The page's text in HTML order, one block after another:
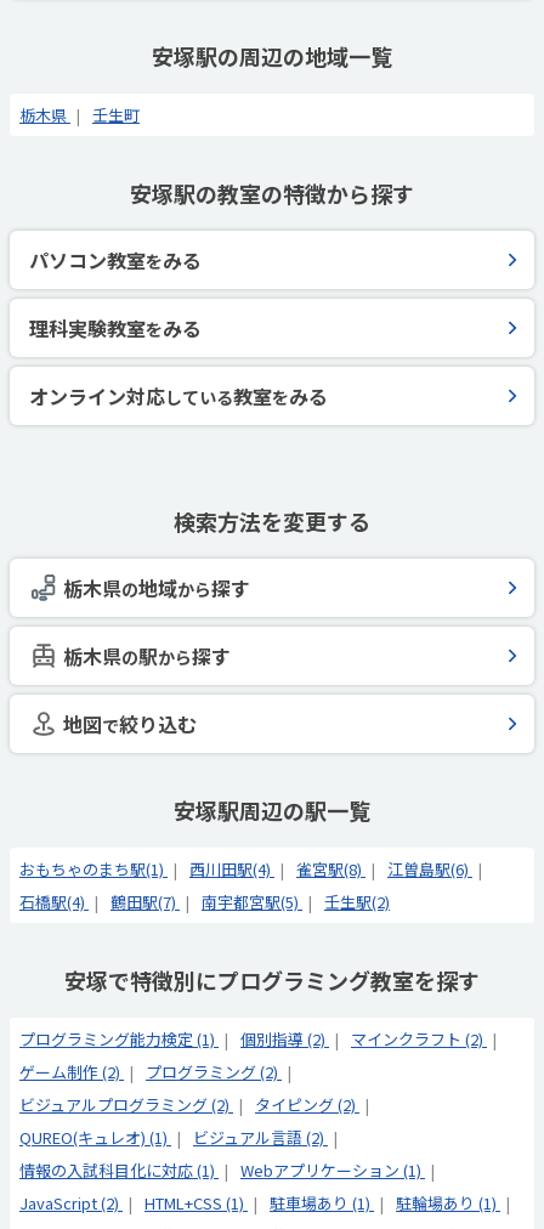
安塚駅の周辺の地域一覧
栃木県 壬生町
安塚駅の教室の特徴から探す
パソコン教室をみる
理科実験教室をみる
オンライン対応している教室をみる
検索方法を変更する
栃木県の地域から探す
栃木県の駅から探す
地図で絞り込む
安塚駅周辺の駅一覧
おもちゃのまち駅(1) 西川田駅(4) 雀宮駅(8)
江曽島駅(6)
石橋駅(4)
鶴田駅(7) 南宇都宮駅(5) 壬生駅(2)
安塚で特徴別にプログラミング教室を探す
プログラミング能力検定 (1) 個別指導 (2)
マインクラフト (2)
ゲーム制作 (2)
プログラミング (2)
ビジュアルプログラミング (2)
タイピング (2)
QUREO(キュレオ) (1)
ビジュアル言語 (2)
情報の入試科目化に対応 (1)
Webアプリケーション (1)
JavaScript (2)
HTML+CSS (1) 駐車場あり (1)
駐輪場あり (1)